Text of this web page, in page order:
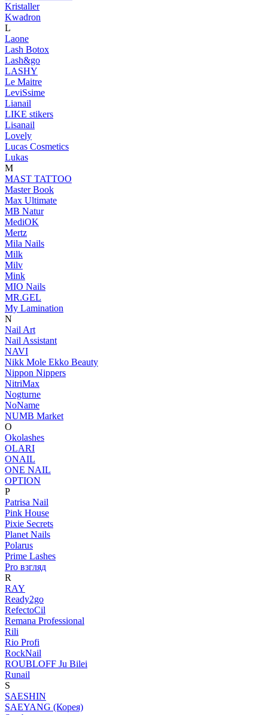
Kristaller
Kwadron
L
Laone
Lash Botox
Lash&go
LASHY
Le Maitre
LeviSsime
Lianail
LIKE stikers
Lisanail
Lovely
Lucas Cosmetics
Lukas
M
MAST TATTOO
Master Book
Max Ultimate
MB Natur
MediOK
Mertz
Mila Nails
Milk
Milv
Mink
MIO Nails
MR.GEL
My Lamination
N
Nail Art
Nail Assistant
NAVI
Nikk Mole Ekko Beauty
Nippon Nippers
NitriMax
Nogturne
NoName
NUMB Market
O
Okolashes
OLARI
ONAIL
ONE NAIL
OPTION
P
Patrisa Nail
Pink House
Pixie Secrets
Planet Nails
Polarus
Prime Lashes
Pro взгляд
R
RAY
Ready2go
RefectoCil
Remana Professional
Rili
Rio Profi
RockNail
ROUBLOFF Ju Bilei
Runail
S
SAESHIN
SAEYANG (Корея)